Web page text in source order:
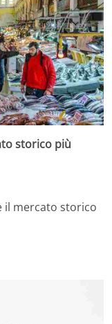
storico più
il mercato storico